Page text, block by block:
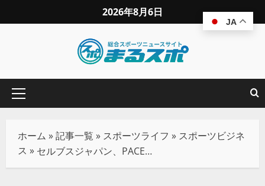
2026年8月6日
ホーム »記事一覧 » スポーツライフ » スポーツビジネ
ス » セルブスジャパン、PACETEQ社と国内販売代理店契約を締結
JA